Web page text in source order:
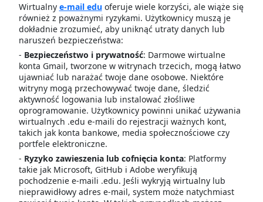
Wirtualny e-mail eduoferuje wiele korzyści, ale wiąże się
również z poważnymi ryzykami. Użytkownicy muszą je
dokładnie zrozumieć, aby uniknąć utraty danych lub
naruszeń bezpieczeństwa:
- Bezpieczeństwo i prywatność: Darmowe wirtualne
konta Gmail, tworzone w witrynach trzecich, mogą łatwo
ujawniać lub narażać twoje dane osobowe. Niektóre
witryny mogą przechowywać twoje dane, śledzić
aktywność logowania lub instalować złośliwe
oprogramowanie. Użytkownicy powinni unikać używania
wirtualnych .edu e-maili do rejestracji ważnych kont,
takich jak konta bankowe, media społecznościowe czy
portfele elektroniczne.
- Ryzyko zawieszenia lub cofnięcia konta: Platformy
takie jak Microsoft, GitHub i Adobe weryfikują
pochodzenie e-maili .edu. Jeśli wykryją wirtualny lub
nieprawidłowy adres e-mail, system może natychmiast